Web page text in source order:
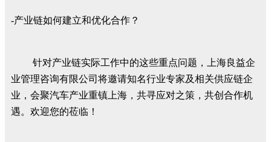
-产业链如何建立和优化合作？
针对产业链实际工作中的这些重点问题，上海良益企
业管理咨询有限公司将邀请知名行业专家及相关供应链企
业，会聚汽车产业重镇上海，共寻应对之策，共创合作机
遇。欢迎您的莅临！